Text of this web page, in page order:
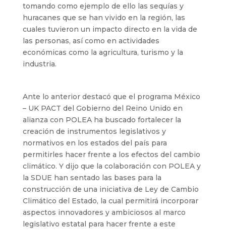
tomando como ejemplo de ello las sequías y
huracanes que se han vivido en la región, las
cuales tuvieron un impacto directo en la vida de
las personas, así como en actividades
económicas como la agricultura, turismo y la
industria.
Ante lo anterior destacó que el programa México
– UK PACT del Gobierno del Reino Unido en
alianza con POLEA ha buscado fortalecer la
creación de instrumentos legislativos y
normativos en los estados del país para
permitirles hacer frente a los efectos del cambio
climático. Y dijo que la colaboración con POLEA y
la SDUE han sentado las bases para la
construcción de una iniciativa de Ley de Cambio
Climático del Estado, la cual permitirá incorporar
aspectos innovadores y ambiciosos al marco
legislativo estatal para hacer frente a este